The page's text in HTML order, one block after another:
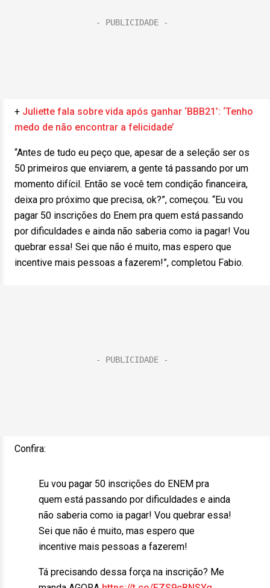
+ Juliette fala sobre vida após ganhar ‘BBB21’: ‘Tenho
medo de não encontrar a felicidade’
“Antes de tudo eu peço que, apesar de a seleção ser os
50 primeiros que enviarem, a gente tá passando por um
momento difícil. Então se você tem condição financeira,
deixa pro próximo que precisa, ok?”, começou. “Eu vou
pagar 50 inscrições do Enem pra quem está passando
por dificuldades e ainda não saberia como ia pagar! Vou
quebrar essa! Sei que não é muito, mas espero que
incentive mais pessoas a fazerem!”, completou Fabio.
Confira:
Eu vou pagar 50 inscrições do ENEM pra
quem está passando por dificuldades e ainda
não saberia como ia pagar! Vou quebrar essa!
Sei que não é muito, mas espero que
incentive mais pessoas a fazerem!
Tá precisando dessa força na inscrição? Me